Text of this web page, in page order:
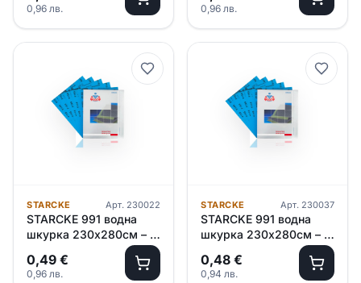
0,96 лв. 0,96 лв.
STARCKE Арт. 230022
STARCKE 991 водна
шкурка 230х280см – P
0,49 €
0,96 лв.
STARCKE Арт. 230037
STARCKE 991 водна
шкурка 230х280см – P
0,48 €
0,94 лв.